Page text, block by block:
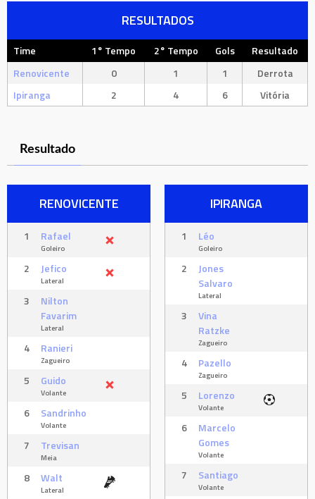
RESULTADOS
Time 1° Tempo 2° Tempo Gols
Resultado
Renovicente
0 1 1
Derrota
Ipiranga
2 4 6 Vitória
Resultado
RENOVICENTE
1 Rafael
Goleiro
2 Jefico
Lateral
3
Nilton
Favarim
Lateral
4 Ranieri
Zagueiro
5 Guido
Volante
6 Sandrinho
Volante
7 Trevisan
Meia
8 Walt
Lateral
IPIRANGA
1 Léo
Goleiro
2
Jones
Salvaro
Lateral
3
Vina
Ratzke
Zagueiro
4 Pazello
Zagueiro
5 Lorenzo
Volante
6
Marcelo
Gomes
Volante
7 Santiago
Volante